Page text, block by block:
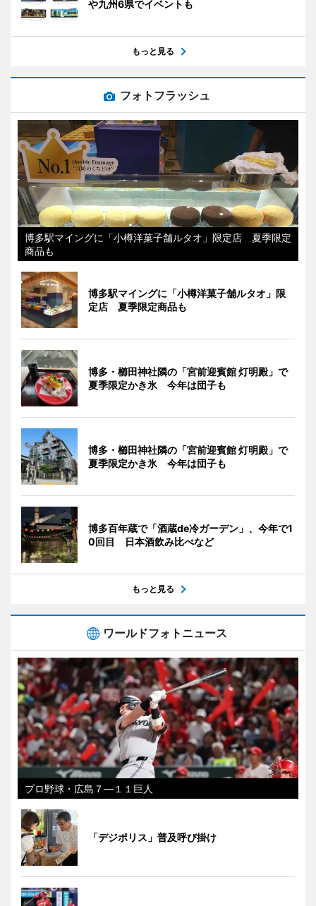
や九州6県でイベントも
もっと見る
フォトフラッシュ
博多駅マイングに「小樽洋菓子舗ルタオ」限定店 夏季限定
商品も
博多駅マイングに「小樽洋菓子舗ルタオ」限
定店 夏季限定商品も
博多・櫛田神社隣の「宮前迎賓館 灯明殿」で
夏季限定かき氷 今年は団子も
博多・櫛田神社隣の「宮前迎賓館 灯明殿」で
夏季限定かき氷 今年は団子も
博多百年蔵で「酒蔵de冷ガーデン」、今年で1
0回目 日本酒飲み比べなど
もっと見る
ワールドフォトニュース
プロ野球・広島７―１１巨人
「デジポリス」普及呼び掛け